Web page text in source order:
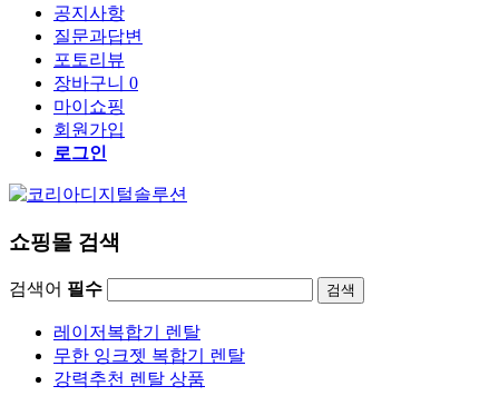
공지사항
질문과답변
포토리뷰
장바구니 0
마이쇼핑
회원가입
로그인
쇼핑몰 검색
검색어 필수 검색
레이저복합기 렌탈
무한 잉크젯 복합기 렌탈
강력추천 렌탈 상품